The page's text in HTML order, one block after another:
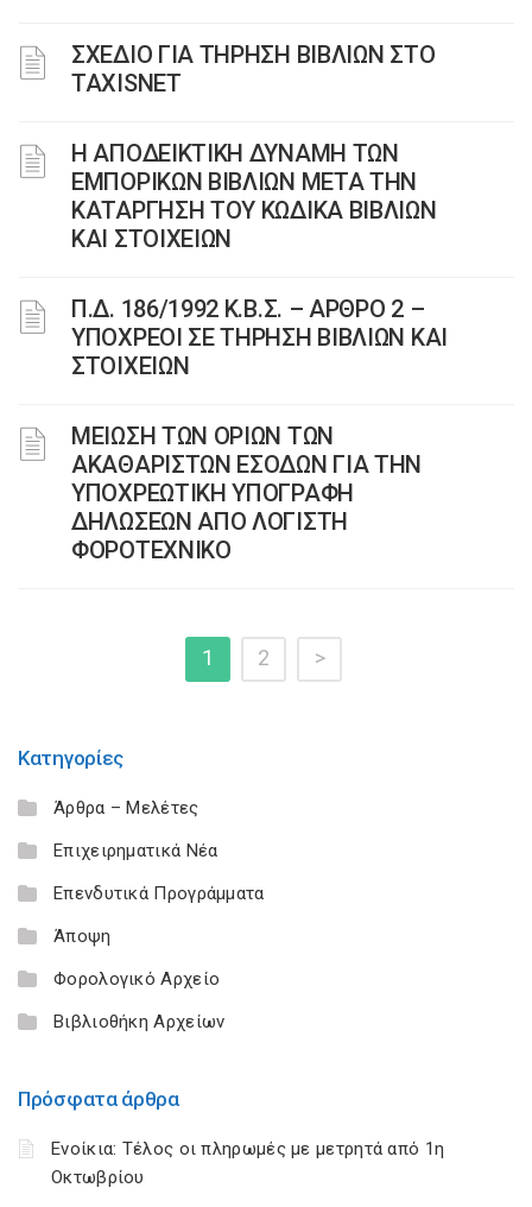
ΣΧΕΔΙΟ ΓΙΑ ΤΗΡΗΣΗ ΒΙΒΛΙΩΝ ΣΤΟ
TAXISNET
H ΑΠΟΔΕΙΚΤΙΚΗ ΔΥΝΑΜΗ ΤΩΝ
ΕΜΠΟΡΙΚΩΝ ΒΙΒΛΙΩΝ ΜΕΤΑ ΤΗΝ
ΚΑΤΑΡΓΗΣΗ ΤΟΥ KΩΔΙΚΑ BΙΒΛΙΩΝ
ΚΑΙ ΣΤΟΙΧΕΙΩΝ
Π.Δ. 186/1992 Κ.Β.Σ. – ΑΡΘΡΟ 2 –
ΥΠΟΧΡΕΟΙ ΣΕ ΤΗΡΗΣΗ ΒΙΒΛΙΩΝ ΚΑΙ
ΣΤΟΙΧΕΙΩΝ
ΜΕΙΩΣΗ ΤΩΝ ΟΡΙΩΝ ΤΩΝ
ΑΚΑΘΑΡΙΣΤΩΝ ΕΣΟΔΩΝ ΓΙΑ ΤΗΝ
ΥΠΟΧΡΕΩΤΙΚΗ ΥΠΟΓΡΑΦΗ
ΔΗΛΩΣΕΩΝ ΑΠΟ ΛΟΓΙΣΤΗ
ΦΟΡΟΤΕΧΝΙΚΟ
1 2 >
Κατηγορίες
Άρθρα – Μελέτες
Επιχειρηματικά Νέα
Επενδυτικά Προγράμματα
Άποψη
Φορολογικό Αρχείο
Βιβλιοθήκη Αρχείων
Πρόσφατα άρθρα
Ενοίκια: Τέλος οι πληρωμές με μετρητά από 1η
Οκτωβρίου